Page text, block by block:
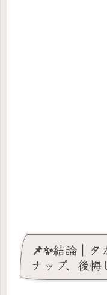
📌✨結論｜タ
ナップ、後